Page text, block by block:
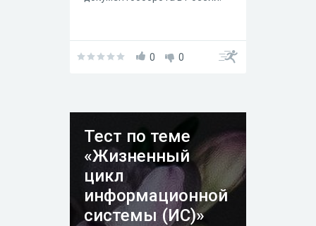
0 0
Тест по теме
«Жизненный
цикл
информационной
системы (ИС)»